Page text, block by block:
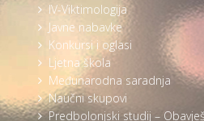
IV-Viktimologija
Javne nabavke
Konkursi i oglasi
Ljetna škola
Međunarodna saradnja
Naučni skupovi
Predbolonjski studij –